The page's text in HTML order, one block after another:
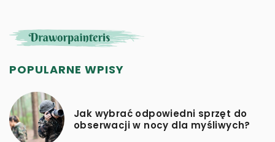
POPULARNE WPISY
Jak wybrać odpowiedni sprzęt do
obserwacji w nocy dla myśliwych?